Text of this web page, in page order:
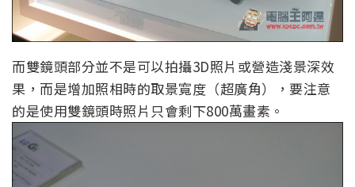
而雙鏡頭部分並不是可以拍攝3D照片或營造淺景深效
果，而是增加照相時的取景寬度（超廣角），要注意
的是使用雙鏡頭時照片只會剩下800萬畫素。